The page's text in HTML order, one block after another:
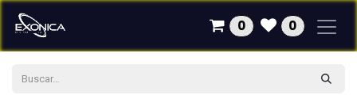
Ir al contenido
0 0